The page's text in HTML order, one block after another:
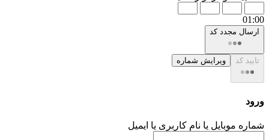
01:00
ارسال مجدد کد
تایید کد ویرایش شماره
ورود
شماره موبایل یا نام کاربری یا ایمیل